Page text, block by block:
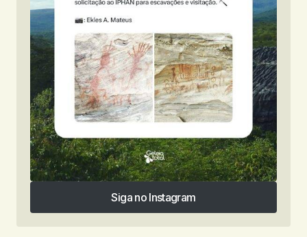
Siga no Instagram
Siga no Instagram